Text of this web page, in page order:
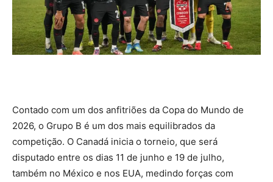
Contado com um dos anfitriões da Copa do Mundo de
2026, o Grupo B é um dos mais equilibrados da
competição. O Canadá inicia o torneio, que será
disputado entre os dias 11 de junho e 19 de julho,
também no México e nos EUA, medindo forças com